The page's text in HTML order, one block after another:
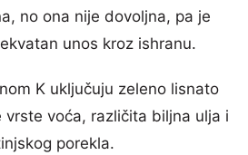
no ona nije dovoljna, pa je
unos kroz ishranu.
K uključuju zeleno lisnato
vrste voća, različita biljna ulja i
porekla.